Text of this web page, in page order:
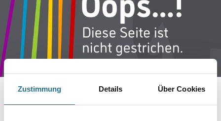
Zustimmung Details Über Cookies